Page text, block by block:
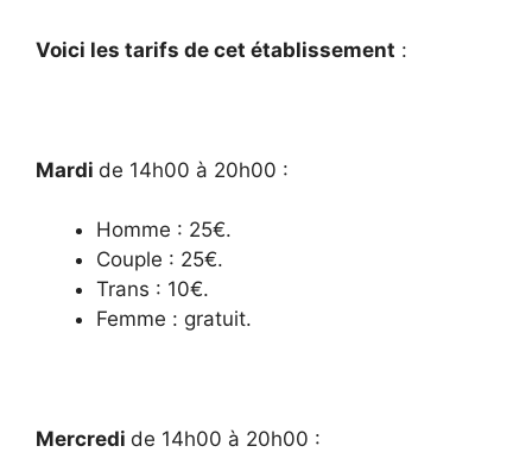
Voici les tarifs de cet établissement :
Mardi de 14h00 à 20h00 :
Homme : 25€.
Couple : 25€.
Trans : 10€.
Femme : gratuit.
Mercredi de 14h00 à 20h00 :